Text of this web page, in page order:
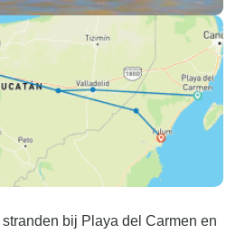
bij Playa del Carmen en